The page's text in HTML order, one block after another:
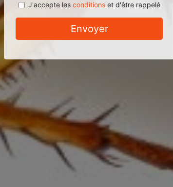
J'accepte les conditionset d'être rappelé
Envoyer